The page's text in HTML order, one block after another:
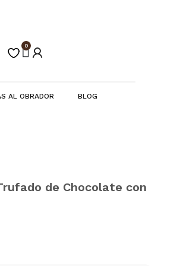
0
Carrito
AL OBRADOR BLOG
de Chocolate con